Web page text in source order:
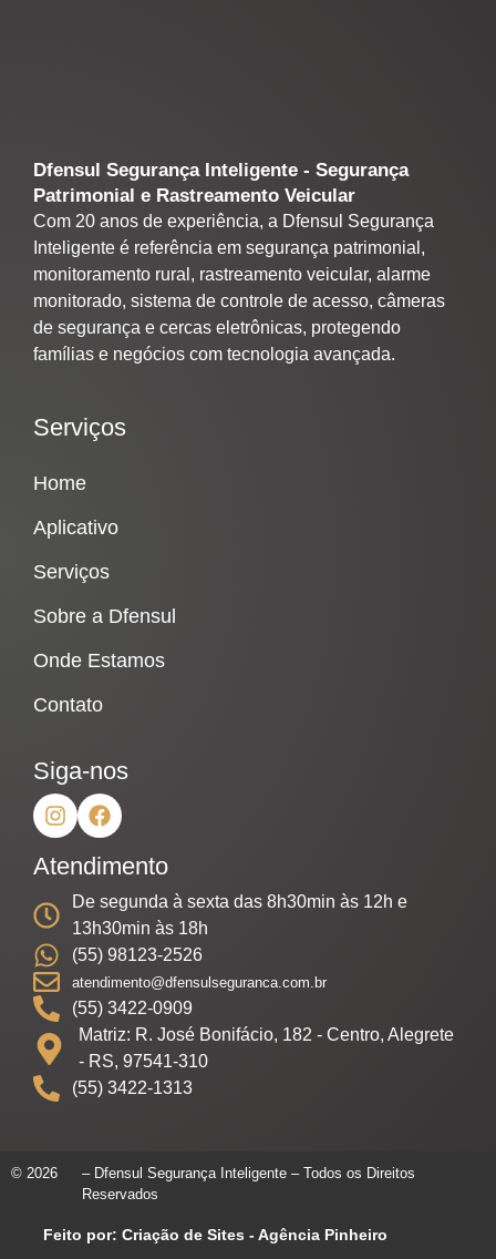
Dfensul Segurança Inteligente - Segurança
Patrimonial e Rastreamento Veicular
Com 20 anos de experiência, a Dfensul Segurança
Inteligente é referência em segurança patrimonial,
monitoramento rural, rastreamento veicular, alarme
monitorado, sistema de controle de acesso, câmeras
de segurança e cercas eletrônicas, protegendo
famílias e negócios com tecnologia avançada.
Serviços
Home
Aplicativo
Serviços
Sobre a Dfensul
Onde Estamos
Contato
Siga-nos
Atendimento
De segunda à sexta das 8h30min às 12h e
13h30min às 18h
(55) 98123-2526
atendimento@dfensulseguranca.com.br
(55) 3422-0909
Matriz: R. José Bonifácio, 182 - Centro, Alegrete
- RS, 97541-310
(55) 3422-1313
© 2026
– Dfensul Segurança Inteligente – Todos os Direitos
Reservados
Feito por: Criação de Sites - Agência Pinheiro